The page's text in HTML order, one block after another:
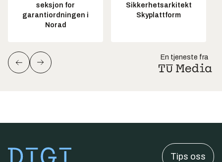
seksjon for
garantiordningen i
Norad
Sikkerhetsarkitekt
Skyplattform
En tjeneste fra
Tips oss